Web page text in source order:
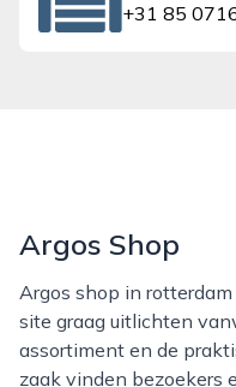
+31 85
Argos Shop
Argos shop in rotterdam is een winkel die wij op onze
site graag uitlichten
assortiment en de
zaak vinden bezoekers